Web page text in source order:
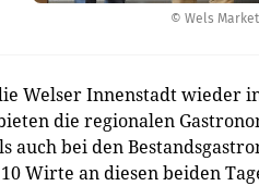
© Wels
Welser Innenstadt wieder
die regionalen
auch bei den
Wirte an diesen beiden